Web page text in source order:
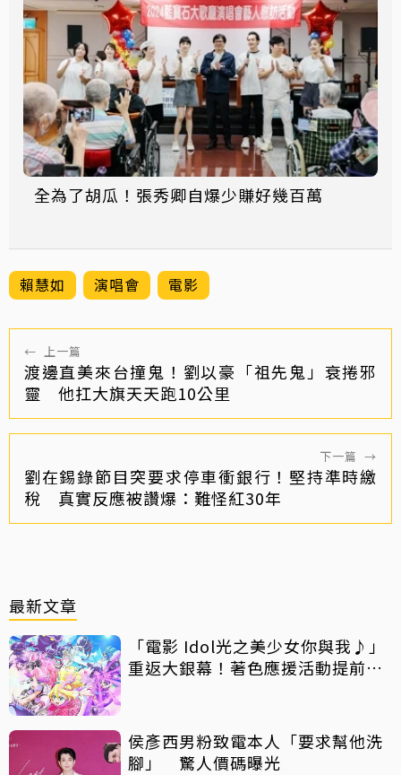
全為了胡瓜！張秀卿自爆少賺好幾百萬
賴慧如 演唱會 電影
← 上一篇
渡邊直美來台撞鬼！劉以豪「祖先鬼」衰捲邪
靈 他扛大旗天天跑10公里
下一篇 →
劉在錫錄節目突要求停車衝銀行！堅持準時繳
稅 真實反應被讚爆：難怪紅30年
最新文章
「電影 Idol光之美少女你與我♪」
重返大銀幕！著色應援活動提前開
侯彥西男粉致電本人「要求幫他洗
腳」 驚人價碼曝光